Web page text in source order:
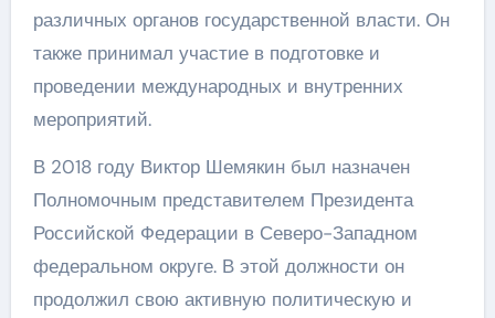
различных органов государственной власти. Он
также принимал участие в подготовке и
проведении международных и внутренних
мероприятий.
В 2018 году Виктор Шемякин был назначен
Полномочным представителем Президента
Российской Федерации в Северо-Западном
федеральном округе. В этой должности он
продолжил свою активную политическую и